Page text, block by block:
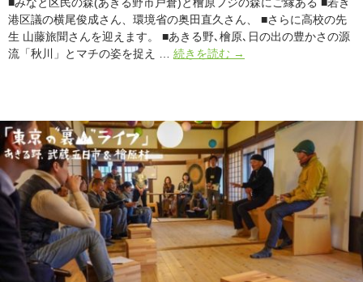
■みなと区民の森(あきる野市戸倉)と檜原フジの森にご縁ある ■若き
港区議の横尾俊成さん、環境省の奥田直久さん、 ■さらに高校の先
生 山藤旅聞さんを迎えます。 ■あきる野､檜原､日の出の豊かさの源
流「秋川」とマチの姿を捉え … 続きを読む 森
へ
「自
然
マ
チ
作
り」
を
考
え
→